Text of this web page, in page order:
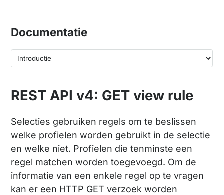
Documentatie
REST API v4: GET view rule
Selecties gebruiken regels om te beslissen
welke profielen worden gebruikt in de selectie
en welke niet. Profielen die tenminste een
regel matchen worden toegevoegd. Om de
informatie van een enkele regel op te vragen
kan er een HTTP GET verzoek worden